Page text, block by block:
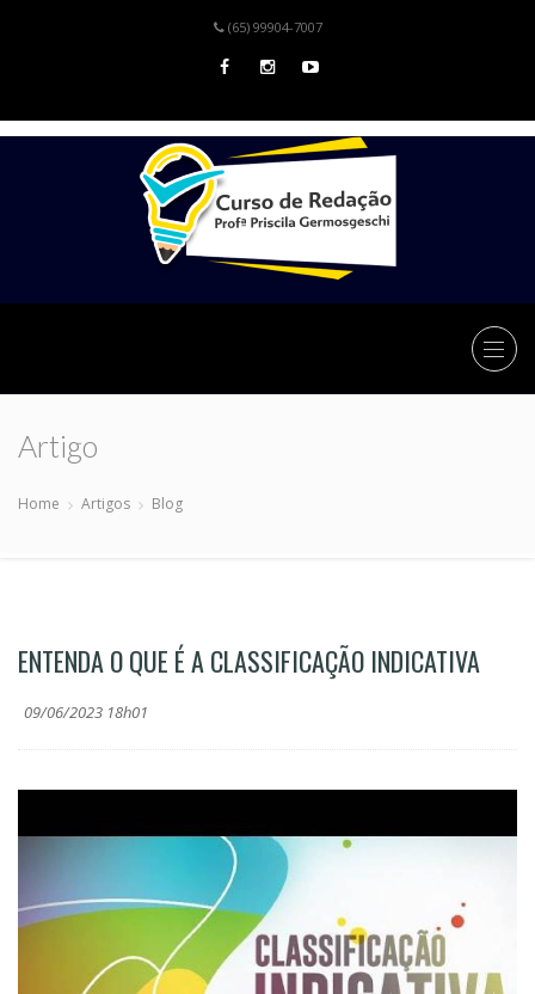
(65) 99904-7007
Artigo
Home Artigos Blog
ENTENDA O QUE É A CLASSIFICAÇÃO INDICATIVA
09/06/2023 18h01